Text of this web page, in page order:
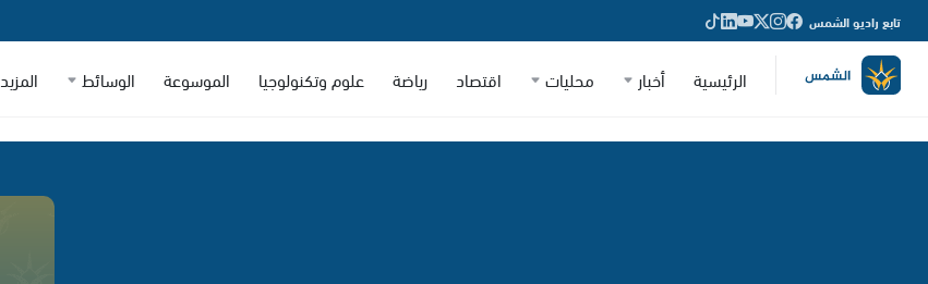
تابع راديو الشمس
الرئيسية أخبار محليات اقتصاد رياضة علوم وتكنولوجيا الموسوعة الوسائط المزيد